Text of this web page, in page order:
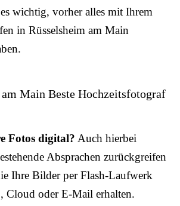
wichtig, vorher alles mit Ihrem
in Rüsselsheim am Main
Fotos digital? Auch hierbei
Absprachen zurückgreifen
Ihre Bilder per Flash-Laufwerk
Cloud oder E-Mail erhalten.